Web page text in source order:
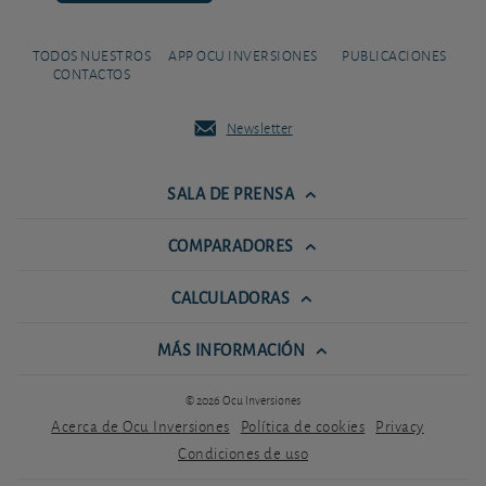
TODOS NUESTROS
CONTACTOS
APP OCU INVERSIONES PUBLICACIONES
Newsletter
SALA DE PRENSA
COMPARADORES
CALCULADORAS
MÁS INFORMACIÓN
© 2026 Ocu Inversiones
Acerca de Ocu Inversiones Política de cookies Privacy
Condiciones de uso